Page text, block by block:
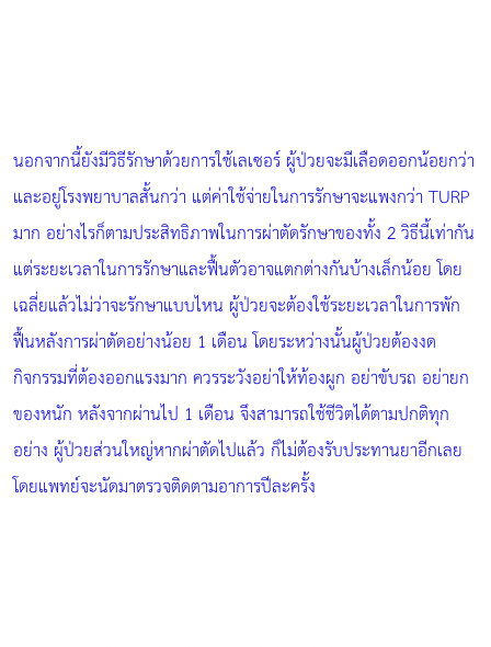
นอกจากนี้ยังมีวิธีรักษาด้วยการใช้เลเซอร์ ผู้ป่วยจะมีเลือดออกน้อยกว่า
และอยู่โรงพยาบาลสั้นกว่า แต่ค่าใช้จ่ายในการรักษาจะแพงกว่า TURP
มาก อย่างไรก็ตามประสิทธิภาพในการผ่าตัดรักษาของทั้ง 2 วิธีนี้เท่ากัน
แต่ระยะเวลาในการรักษาและฟื้นตัวอาจแตกต่างกันบ้างเล็กน้อย โดย
เฉลี่ยแล้วไม่ว่าจะรักษาแบบไหน ผู้ป่วยจะต้องใช้ระยะเวลาในการพัก
ฟื้นหลังการผ่าตัดอย่างน้อย 1 เดือน โดยระหว่างนั้นผู้ป่วยต้องงด
กิจกรรมที่ต้องออกแรงมาก ควรระวังอย่าให้ท้องผูก อย่าขับรถ อย่ายก
ของหนัก หลังจากผ่านไป 1 เดือน จึงสามารถใช้ชีวิตได้ตามปกติทุก
อย่าง ผู้ป่วยส่วนใหญ่หากผ่าตัดไปแล้ว ก็ไม่ต้องรับประทานยาอีกเลย
โดยแพทย์จะนัดมาตรวจติดตามอาการปีละครั้ง